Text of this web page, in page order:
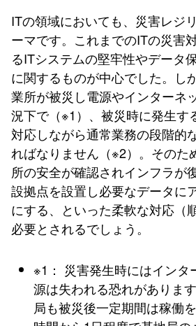
ITの領域においても、災害レジ
ーマです。これまでのITの災害
るITシステムの堅牢性やデータ
に関するものが中心でした。し
業所が被災し電源やインターネ
況下で（※1）、被災時に発生す
対応しながら通常業務の段階的
ればなりません（※2）。そのた
所の安全が確認されインフラが
設拠点を設置し必要なデータに
にする、といった柔軟な対応（
必要とされるでしょう。
※1： 災害発生時にはインタ
源は失われる恐れがありま
局も被災後一定期間は稼働